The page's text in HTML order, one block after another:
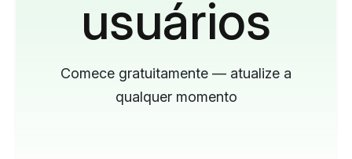
usuários
Comece gratuitamente — atualize a
qualquer momento